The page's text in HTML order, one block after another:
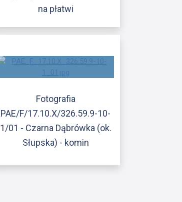
na płatwi
Fotografia
PAE/F/17.10.X/326.59.9-10-
1/01 - Czarna Dąbrówka (ok.
Słupska) - komin